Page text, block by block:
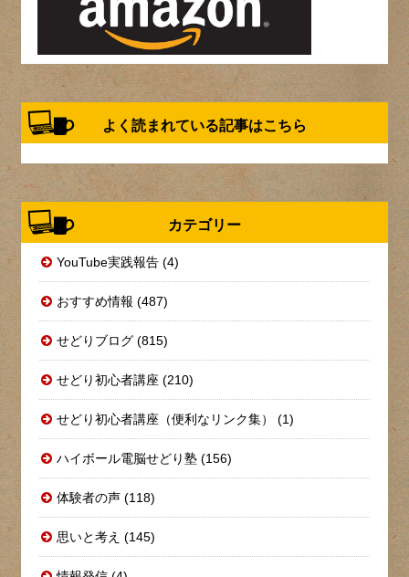
よく読まれている記事はこちら
カテゴリー
YouTube実践報告 (4)
おすすめ情報 (487)
せどりブログ (815)
せどり初心者講座 (210)
せどり初心者講座（便利なリンク集） (1)
ハイボール電脳せどり塾 (156)
体験者の声 (118)
思いと考え (145)